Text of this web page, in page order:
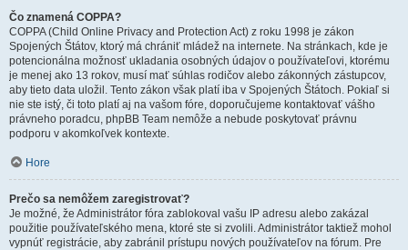
Čo znamená COPPA?
COPPA (Child Online Privacy and Protection Act) z roku 1998 je zákon
Spojených Štátov, ktorý má chrániť mládež na internete. Na stránkach, kde je
potencionálna možnosť ukladania osobných údajov o používateľovi, ktorému
je menej ako 13 rokov, musí mať súhlas rodičov alebo zákonných zástupcov,
aby tieto data uložil. Tento zákon však platí iba v Spojených Štátoch. Pokiaľ si
nie ste istý, či toto platí aj na vašom fóre, doporučujeme kontaktovať vášho
právneho poradcu, phpBB Team nemôže a nebude poskytovať právnu
podporu v akomkoľvek kontexte.
Hore
Prečo sa nemôžem zaregistrovať?
Je možné, že Administrátor fóra zablokoval vašu IP adresu alebo zakázal
použitie používateľského mena, ktoré ste si zvolili. Administrátor taktiež mohol
vypnúť registrácie, aby zabránil prístupu nových používateľov na fórum. Pre